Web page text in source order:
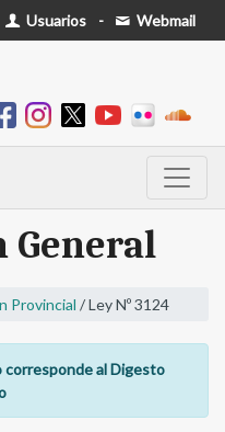
Usuarios - Webmail
General
Provincial / Ley Nº 3124
corresponde al Digesto